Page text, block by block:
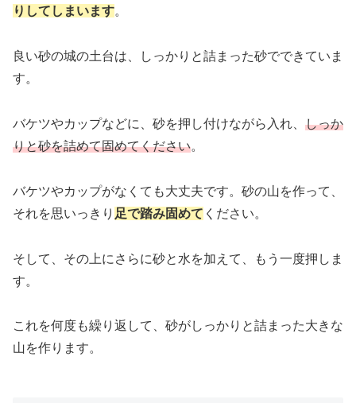
りしてしまいます。
良い砂の城の土台は、しっかりと詰まった砂でできていま
す。
バケツやカップなどに、砂を押し付けながら入れ、 しっか
りと砂を詰めて固めてください。
バケツやカップがなくても大丈夫です。砂の山を作って、
それを思いっきり 足で踏み固めて ください。
そして、その上にさらに砂と水を加えて、もう一度押しま
す。
これを何度も繰り返して、砂がしっかりと詰まった大きな
山を作ります。